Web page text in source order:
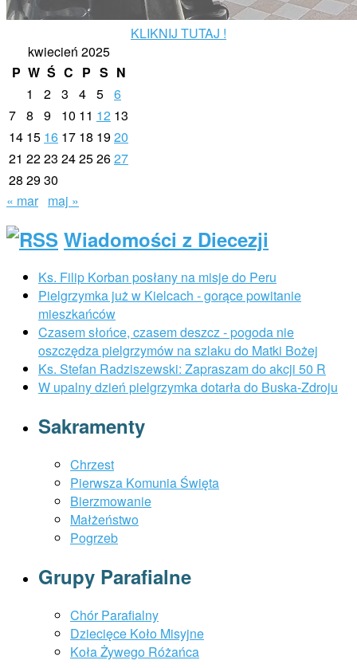
KLIKNIJ TUTAJ !
kwiecień 2025
P W Ś C P S N
1
2 3 4 5 6
7 8 9 10 11 12 13
14 15 16 17 18 1920
21 2223 24252627
28 2930
« mar maj »
Wiadomości z Diecezji
Ks. Filip Korban posłany na misje do Peru
Pielgrzymka już w Kielcach - gorące powitanie
mieszkańców
Czasem słońce, czasem deszcz - pogoda nie
oszczędza pielgrzymów na szlaku do Matki Bożej
Ks. Stefan Radziszewski: Zapraszam do akcji 50 R
W upalny dzień pielgrzymka dotarła do Buska-Zdroju
Sakramenty
Chrzest
Pierwsza Komunia Święta
Bierzmowanie
Małżeństwo
Pogrzeb
Grupy Parafialne
Chór Parafialny
Dziecięce Koło Misyjne
Koła Żywego Różańca